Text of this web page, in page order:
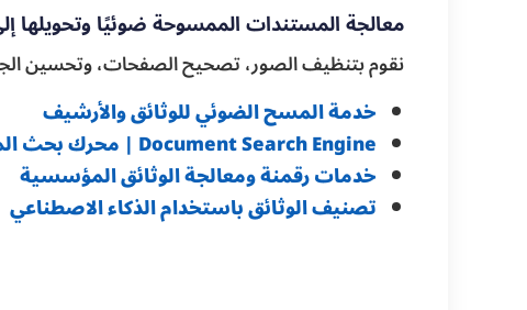
معالجة المستندات الممسوحة ضوئيًا
نقوم بتنظيف الصور، تصحيح الصفحات، وتحسين
خدمة المسح الضوئي للوثائق والأرشيف
Document Search Engine | محرك بحث المستندات
خدمات رقمنة ومعالجة الوثائق المؤسسية
تصنيف الوثائق باستخدام الذكاء الاصطناعي